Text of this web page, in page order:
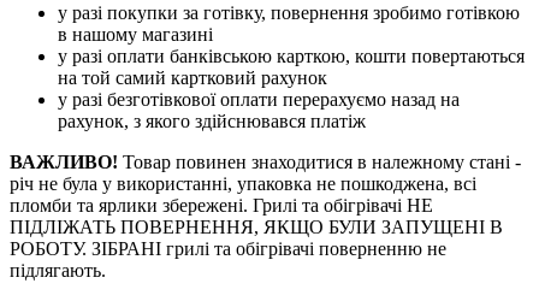
у разі покупки за готівку, повернення зробимо готівкою
в нашому магазині
у разі оплати банківською карткою, кошти повертаються
на той самий картковий рахунок
у разі безготівкової оплати перерахуємо назад на
рахунок, з якого здійснювався платіж
ВАЖЛИВО! Товар повинен знаходитися в належному стані -
річ не була у використанні, упаковка не пошкоджена, всі
пломби та ярлики збережені. Грилі та обігрівачі НЕ
ПІДЛІЖАТЬ ПОВЕРНЕННЯ, ЯКЩО БУЛИ ЗАПУЩЕНІ В
РОБОТУ. ЗІБРАНІ грилі та обігрівачі поверненню не
підлягають.